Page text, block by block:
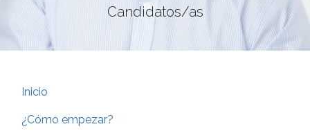
Candidatos/as
Inicio
¿Cómo empezar?